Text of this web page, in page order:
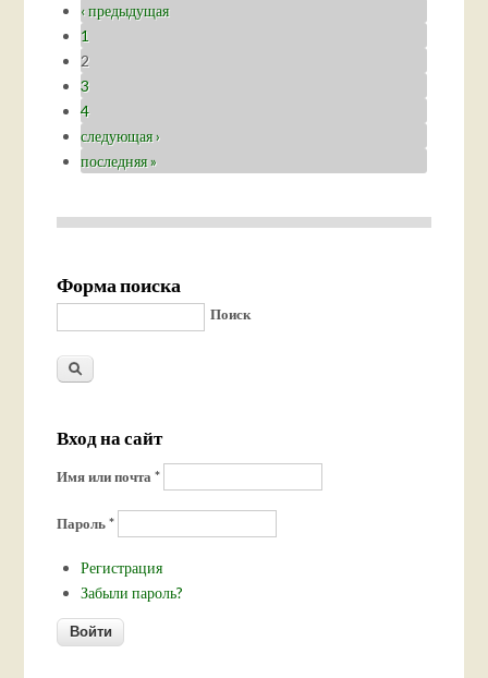
‹ предыдущая
1
2
3
4
следующая ›
последняя »
Форма поиска
Поиск
Вход на сайт
Имя или почта*
Пароль*
Регистрация
Забыли пароль?